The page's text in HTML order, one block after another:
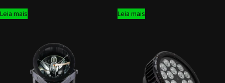
Leia mais Leia mais